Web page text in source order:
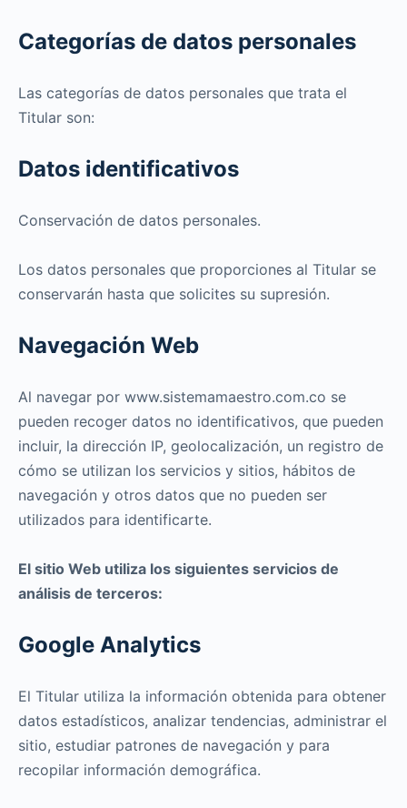
Categorías de datos personales
Las categorías de datos personales que trata el
Titular son:
Datos identificativos
Conservación de datos personales.
Los datos personales que proporciones al Titular se
conservarán hasta que solicites su supresión.
Navegación Web
Al navegar por www.sistemamaestro.com.co se
pueden recoger datos no identificativos, que pueden
incluir, la dirección IP, geolocalización, un registro de
cómo se utilizan los servicios y sitios, hábitos de
navegación y otros datos que no pueden ser
utilizados para identificarte.
El sitio Web utiliza los siguientes servicios de
análisis de terceros:
Google Analytics
El Titular utiliza la información obtenida para obtener
datos estadísticos, analizar tendencias, administrar el
sitio, estudiar patrones de navegación y para
recopilar información demográfica.